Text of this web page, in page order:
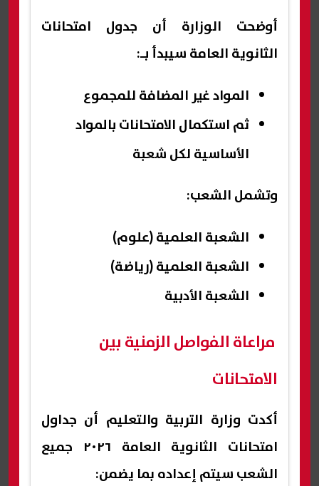
أوضحت الوزارة أن جدول امتحانات
الثانوية العامة سيبدأ بـ:
المواد غير المضافة للمجموع
ثم استكمال الامتحانات بالمواد
الأساسية لكل شعبة
وتشمل الشعب:
الشعبة العلمية (علوم)
الشعبة العلمية (رياضة)
الشعبة الأدبية
مراعاة الفواصل الزمنية بين
الامتحانات
أكدت وزارة التربية والتعليم أن جداول
امتحانات الثانوية العامة ٢٠٢٦ جميع
الشعب سيتم إعداده بما يضمن: